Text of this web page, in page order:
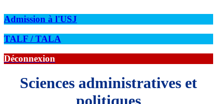
Admission à l'USJ
TALF / TALA
Déconnexion
Sciences administratives et